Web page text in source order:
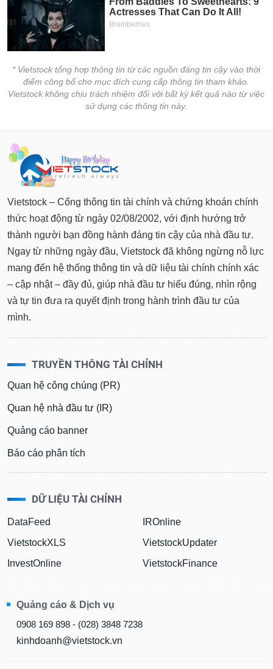
* Vietstock tổng hợp thông tin từ các nguồn đáng tin cậy vào thời
điểm công bố cho mục đích cung cấp thông tin tham khảo.
Vietstock không chịu trách nhiệm đối với bất kỳ kết quả nào từ việc
sử dụng các thông tin này.
Vietstock – Cổng thông tin tài chính và chứng khoán chính
thức hoạt động từ ngày 02/08/2002, với định hướng trở
thành người bạn đồng hành đáng tin cậy của nhà đầu tư.
Ngay từ những ngày đầu, Vietstock đã không ngừng nỗ lực
mang đến hệ thống thông tin và dữ liệu tài chính chính xác
– cập nhật – đầy đủ, giúp nhà đầu tư hiểu đúng, nhìn rộng
và tự tin đưa ra quyết định trong hành trình đầu tư của
mình.
TRUYỀN THÔNG TÀI CHÍNH
Quan hệ công chúng (PR)
Quan hệ nhà đầu tư (IR)
Quảng cáo banner
Báo cáo phân tích
DỮ LIỆU TÀI CHÍNH
DataFeed
VietstockXLS
InvestOnline
IROnline
VietstockUpdater
VietstockFinance
Quảng cáo & Dịch vụ
0908 169 898 - (028) 3848 7238
kinhdoanh@vietstock.vn